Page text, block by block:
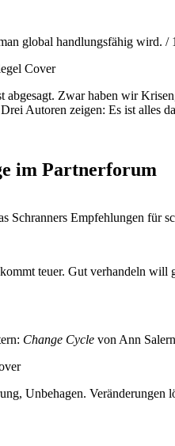
global handlungsfähig wird. /
abgesagt. Zwar haben wir
Autoren zeigen: Es ist alles
im Partnerforum
Schranners Empfehlungen für
teuer. Gut verhandeln will
Change Cycle von Ann
Unbehagen. Veränderungen